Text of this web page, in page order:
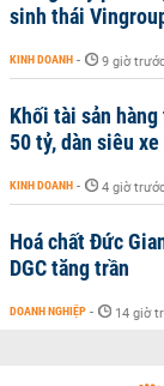
sinh thái
KINH DOANH - 9 giờ
Khối tài sản
50 tỷ, dàn siêu
KINH DOANH - 4 giờ
Hoá chất Đức
DGC tăng trần
DOANH NGHIỆP - 14 giờ